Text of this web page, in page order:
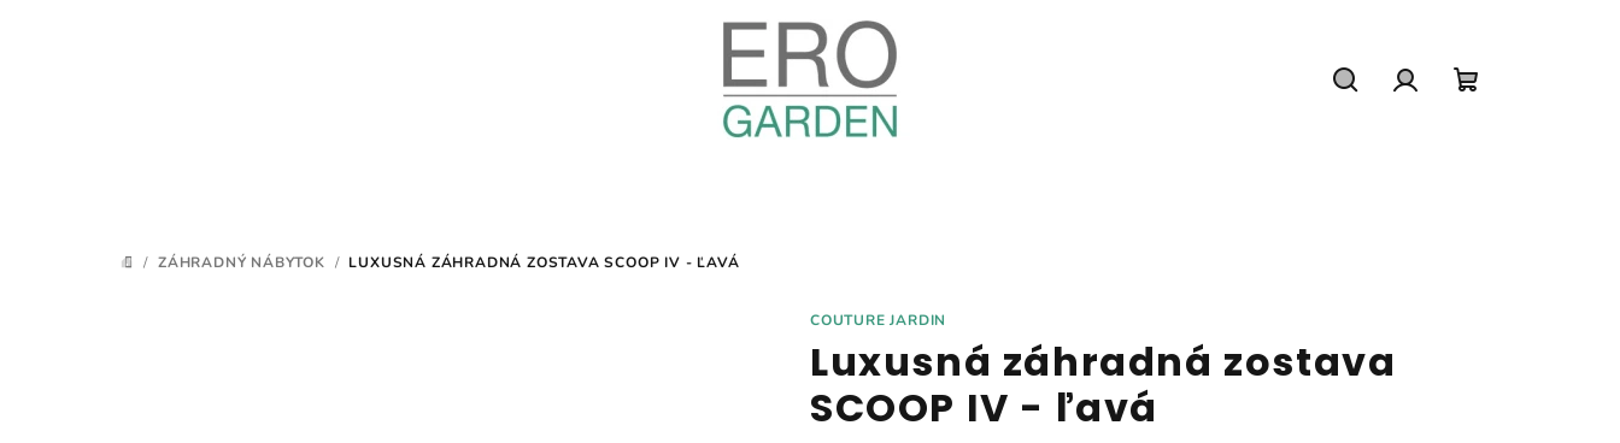
DOMOV
/ ZÁHRADNÝ NÁBYTOK / LUXUSNÁ ZÁHRADNÁ ZOSTAVA SCOOP IV - ĽAVÁ
COUTURE JARDIN
Luxusná záhradná zostava
SCOOP IV - ľavá